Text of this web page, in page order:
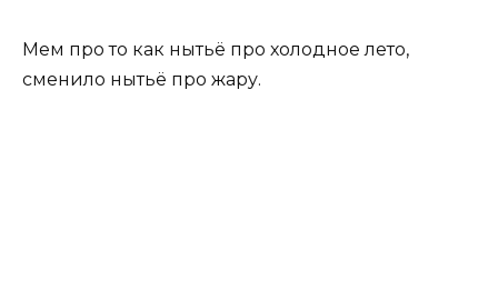
Мем про то как нытьё про холодное лето,
сменило нытьё про жару.